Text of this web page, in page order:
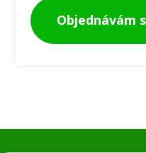
Objednávám